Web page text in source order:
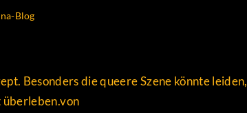
Blog
Besonders die queere Szene könnte leiden,
überleben.von